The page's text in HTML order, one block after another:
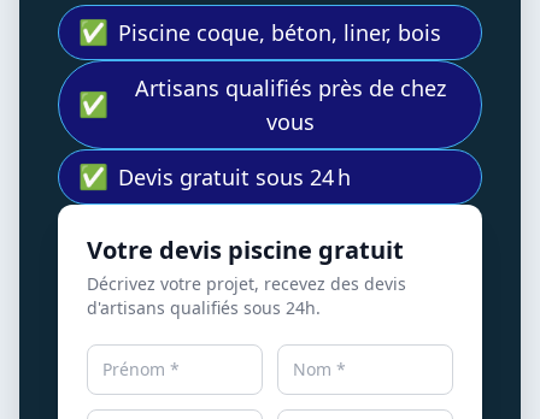
✅ Piscine coque, béton, liner, bois
✅
Artisans qualifiés près de chez
vous
✅ Devis gratuit sous 24 h
Votre devis piscine gratuit
Décrivez votre projet, recevez des devis
d'artisans qualifiés sous 24h.